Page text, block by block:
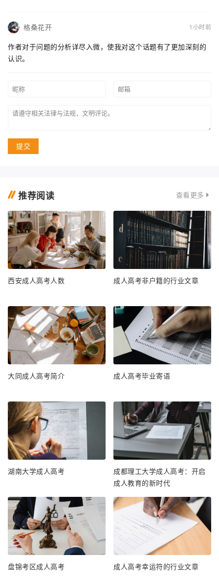
格桑花开 1小时前
作者对于问题的分析详尽入微，使我对这个话题有了更加深刻的
认识。
提交
推荐阅读 查看更多
西安成人高考人数 成人高考非户籍的行业文章
大同成人高考简介 成人高考毕业寄语
湖南大学成人高考
成都理工大学成人高考：开启
成人教育的新时代
盘锦考区成人高考 成人高考幸运符的行业文章